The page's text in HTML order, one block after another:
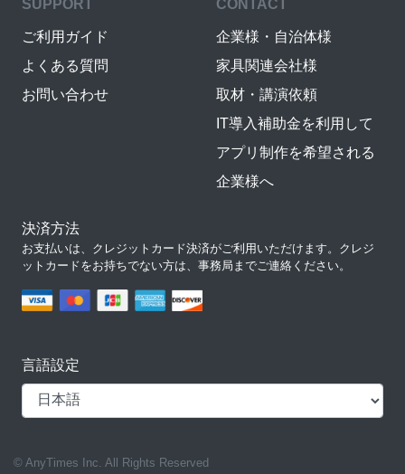
SUPPORT
ご利用ガイド
よくある質問
お問い合わせ
CONTACT
企業様・自治体様
家具関連会社様
取材・講演依頼
IT導入補助金を利用して
アプリ制作を希望される
企業様へ
決済方法
お支払いは、クレジットカード決済がご利用いただけます。クレジ
ットカードをお持ちでない方は、事務局までご連絡ください。
言語設定
© AnyTimes Inc. All Rights Reserved